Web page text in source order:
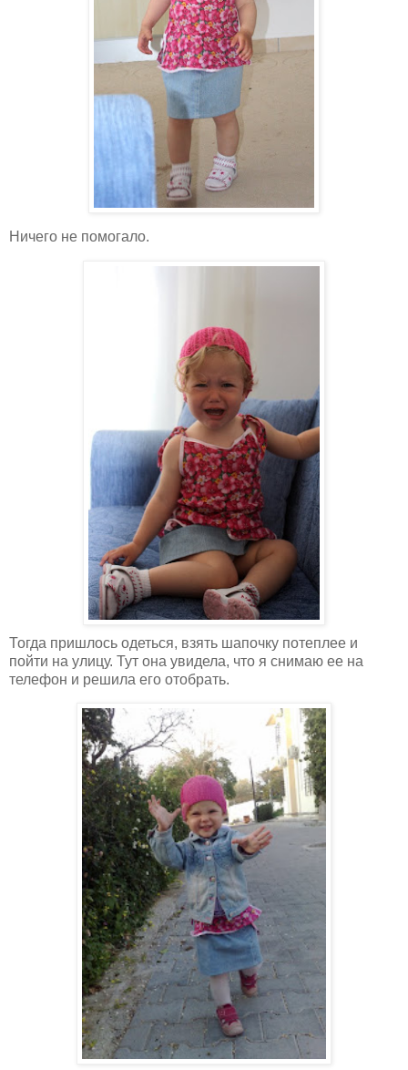
Ничего не помогало.
Тогда пришлось одеться, взять шапочку потеплее и
пойти на улицу. Тут она увидела, что я снимаю ее на
телефон и решила его отобрать.